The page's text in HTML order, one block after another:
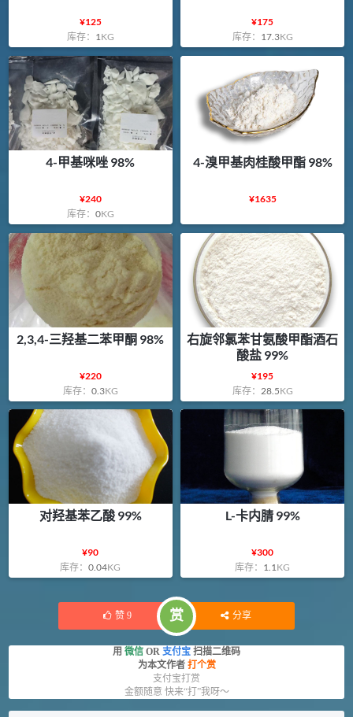
¥125
库存： 1KG
¥175
库存： 17.3KG
4-甲基咪唑 98%
¥240
库存： 0KG
4-溴甲基肉桂酸甲酯 98%
¥1635
2,3,4-三羟基二苯甲酮 98%
¥220
库存： 0.3KG
右旋邻氯苯甘氨酸甲酯酒石
酸盐 99%
¥195
库存： 28.5KG
对羟基苯乙酸 99%
¥90
库存：0.04KG
L-卡内腈 99%
¥300
库存： 1.1KG
赞 9 赏 分享
用 微信 OR 支付宝 扫描二维码
为本文作者 打个赏
支付宝打赏
金额随意 快来“打”我呀～